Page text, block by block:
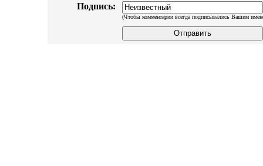
Подпись:
(Чтобы комментарии всегда подписывались Вашим